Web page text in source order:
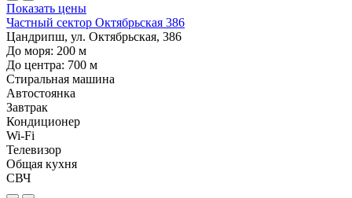
Показать цены
Частный сектор Октябрьская 386
Цандрипш, ул. Октябрьская, 386
До моря: 200 м
До центра: 700 м
Стиральная машина
Автостоянка
Завтрак
Кондиционер
Wi-Fi
Телевизор
Общая кухня
СВЧ